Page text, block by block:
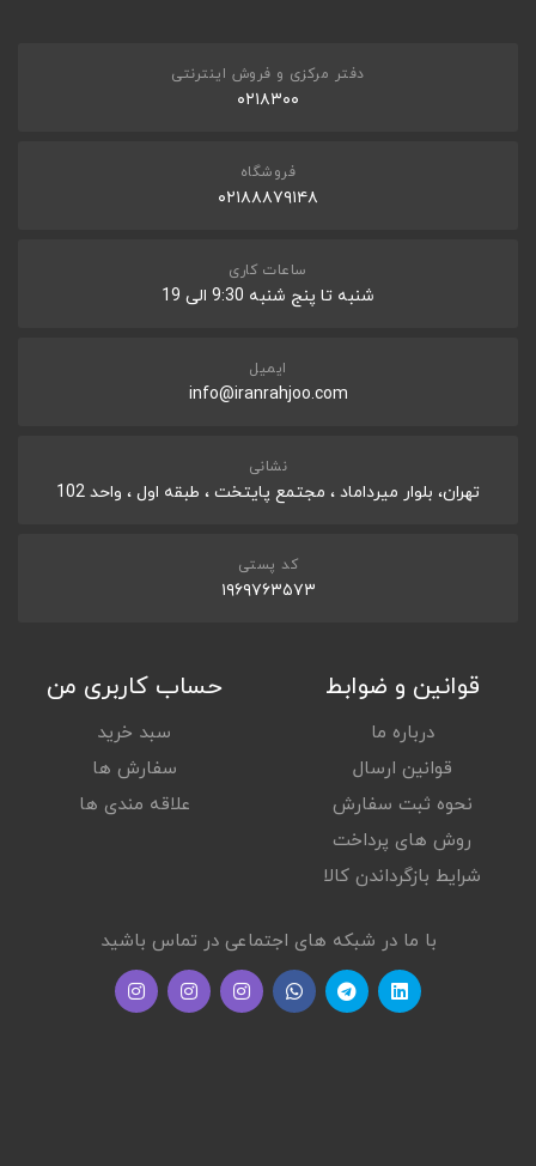
دفتر مرکزی و فروش اینترنتی
۰۲۱۸۳۰۰
فروشگاه
۰۲۱۸۸۸۷۹۱۴۸
ساعات کاری
شنبه تا پنج شنبه 9:30 الی 19
ایمیل
info@iranrahjoo.com
نشانی
تهران، بلوار میرداماد ، مجتمع پایتخت ، طبقه اول ، واحد 102
کد پستی
۱۹۶۹۷۶۳۵۷۳
قوانین و ضوابط
درباره ما
قوانین ارسال
نحوه ثبت سفارش
روش های پرداخت
شرایط بازگرداندن کالا
حساب کاربری من
سبد خرید
سفارش ها
علاقه مندی ها
با ما در شبکه های اجتماعی در تماس باشید